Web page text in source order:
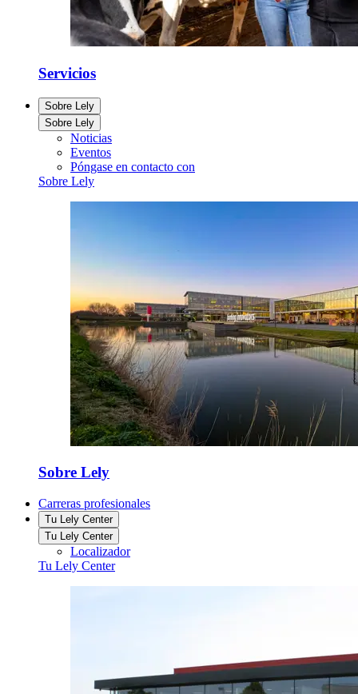
Servicios
Sobre Lely
Sobre Lely
Noticias
Eventos
Póngase en contacto con
Sobre Lely
Sobre Lely
Carreras profesionales
Tu Lely Center
Tu Lely Center
Localizador
Tu Lely Center